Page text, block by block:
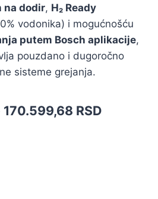
na dodir, H₂ Ready
vodonika) i mogućnošću
putem Bosch aplikacije,
pouzdano i dugoročno
sisteme grejanja.
Originalna
170.599,68 RSDTrenutna